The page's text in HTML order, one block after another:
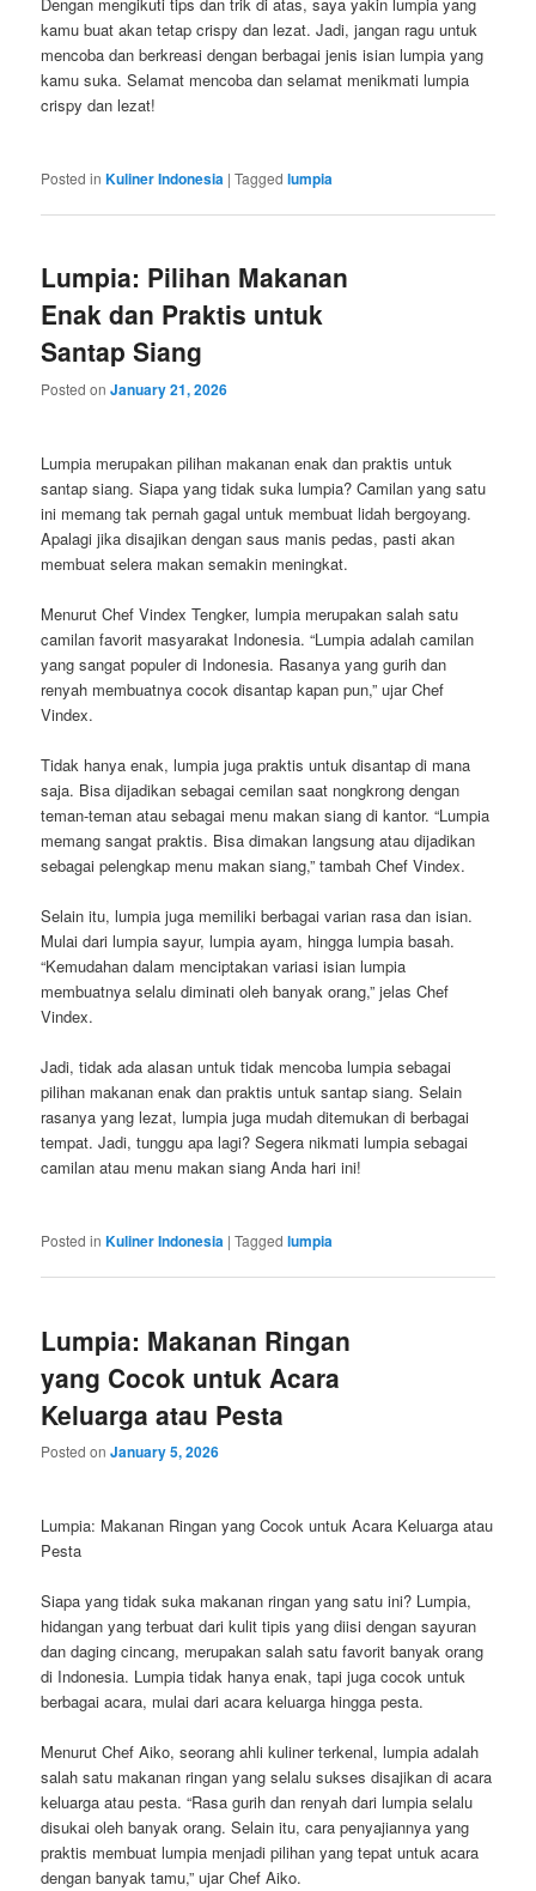
kamu buat akan tetap crispy dan lezat. Jadi, jangan ragu untuk
mencoba dan berkreasi dengan berbagai jenis isian lumpia yang
kamu suka. Selamat mencoba dan selamat menikmati lumpia
crispy dan lezat!
Posted in Kuliner Indonesia |Tagged lumpia
Lumpia: Pilihan Makanan
Enak dan Praktis untuk
Santap Siang
Posted onJanuary 21, 2026
Lumpia merupakan pilihan makanan enak dan praktis untuk
santap siang. Siapa yang tidak suka lumpia? Camilan yang satu
ini memang tak pernah gagal untuk membuat lidah bergoyang.
Apalagi jika disajikan dengan saus manis pedas, pasti akan
membuat selera makan semakin meningkat.
Menurut Chef Vindex Tengker, lumpia merupakan salah satu
camilan favorit masyarakat Indonesia. “Lumpia adalah camilan
yang sangat populer di Indonesia. Rasanya yang gurih dan
renyah membuatnya cocok disantap kapan pun,” ujar Chef
Vindex.
Tidak hanya enak, lumpia juga praktis untuk disantap di mana
saja. Bisa dijadikan sebagai cemilan saat nongkrong dengan
teman-teman atau sebagai menu makan siang di kantor. “Lumpia
memang sangat praktis. Bisa dimakan langsung atau dijadikan
sebagai pelengkap menu makan siang,” tambah Chef Vindex.
Selain itu, lumpia juga memiliki berbagai varian rasa dan isian.
Mulai dari lumpia sayur, lumpia ayam, hingga lumpia basah.
“Kemudahan dalam menciptakan variasi isian lumpia
membuatnya selalu diminati oleh banyak orang,” jelas Chef
Vindex.
Jadi, tidak ada alasan untuk tidak mencoba lumpia sebagai
pilihan makanan enak dan praktis untuk santap siang. Selain
rasanya yang lezat, lumpia juga mudah ditemukan di berbagai
tempat. Jadi, tunggu apa lagi? Segera nikmati lumpia sebagai
camilan atau menu makan siang Anda hari ini!
Posted in Kuliner Indonesia |Tagged lumpia
Lumpia: Makanan Ringan
yang Cocok untuk Acara
Keluarga atau Pesta
Posted onJanuary 5, 2026
Lumpia: Makanan Ringan yang Cocok untuk Acara Keluarga atau
Pesta
Siapa yang tidak suka makanan ringan yang satu ini? Lumpia,
hidangan yang terbuat dari kulit tipis yang diisi dengan sayuran
dan daging cincang, merupakan salah satu favorit banyak orang
di Indonesia. Lumpia tidak hanya enak, tapi juga cocok untuk
berbagai acara, mulai dari acara keluarga hingga pesta.
Menurut Chef Aiko, seorang ahli kuliner terkenal, lumpia adalah
salah satu makanan ringan yang selalu sukses disajikan di acara
keluarga atau pesta. “Rasa gurih dan renyah dari lumpia selalu
disukai oleh banyak orang. Selain itu, cara penyajiannya yang
praktis membuat lumpia menjadi pilihan yang tepat untuk acara
dengan banyak tamu,” ujar Chef Aiko.